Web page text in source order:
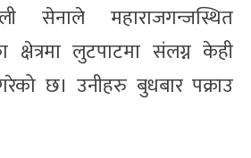
सेनाले महाराजगन्जस्थित
क्षेत्रमा लुटपाटमा संलग्न केही
छ। उनीहरु बुधबार पक्राउ